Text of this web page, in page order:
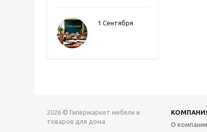
1 Сентября
2026 © Гипермаркет мебели и
товаров для дома
О компании